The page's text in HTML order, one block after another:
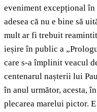
eveniment excepțional
adesea că nu e bine să
mult ar fi trebuit
ieșire în public a
care s-a împlinit veacul
centenarul nașterii lui
în anul următor, acesta,
plecarea marelui pictor.